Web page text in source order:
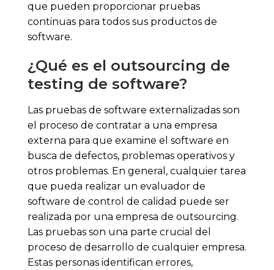
que pueden proporcionar pruebas
continuas para todos sus productos de
software.
¿Qué es el outsourcing de
testing de software?
Las pruebas de software externalizadas son
el proceso de contratar a una empresa
externa para que examine el software en
busca de defectos, problemas operativos y
otros problemas. En general, cualquier tarea
que pueda realizar un evaluador de
software de control de calidad puede ser
realizada por una empresa de outsourcing.
Las pruebas son una parte crucial del
proceso de desarrollo de cualquier empresa.
Estas personas identifican errores,